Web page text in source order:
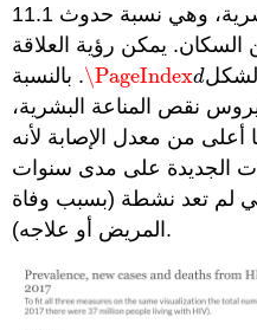
بفيروس نقص المناعة البشرية، وهي نسبة حدوث 11.1
جديدة لكل 100000 من السكان. يمكن رؤية العلاقة
\PageIndexd
\PageIndexd
. بالنسبة
نقص المناعة البشرية،
من معدل الإصابة لأنه
الجديدة على مدى سنوات
لم تعد نشطة (بسبب وفاة
المريض أو علاجه).